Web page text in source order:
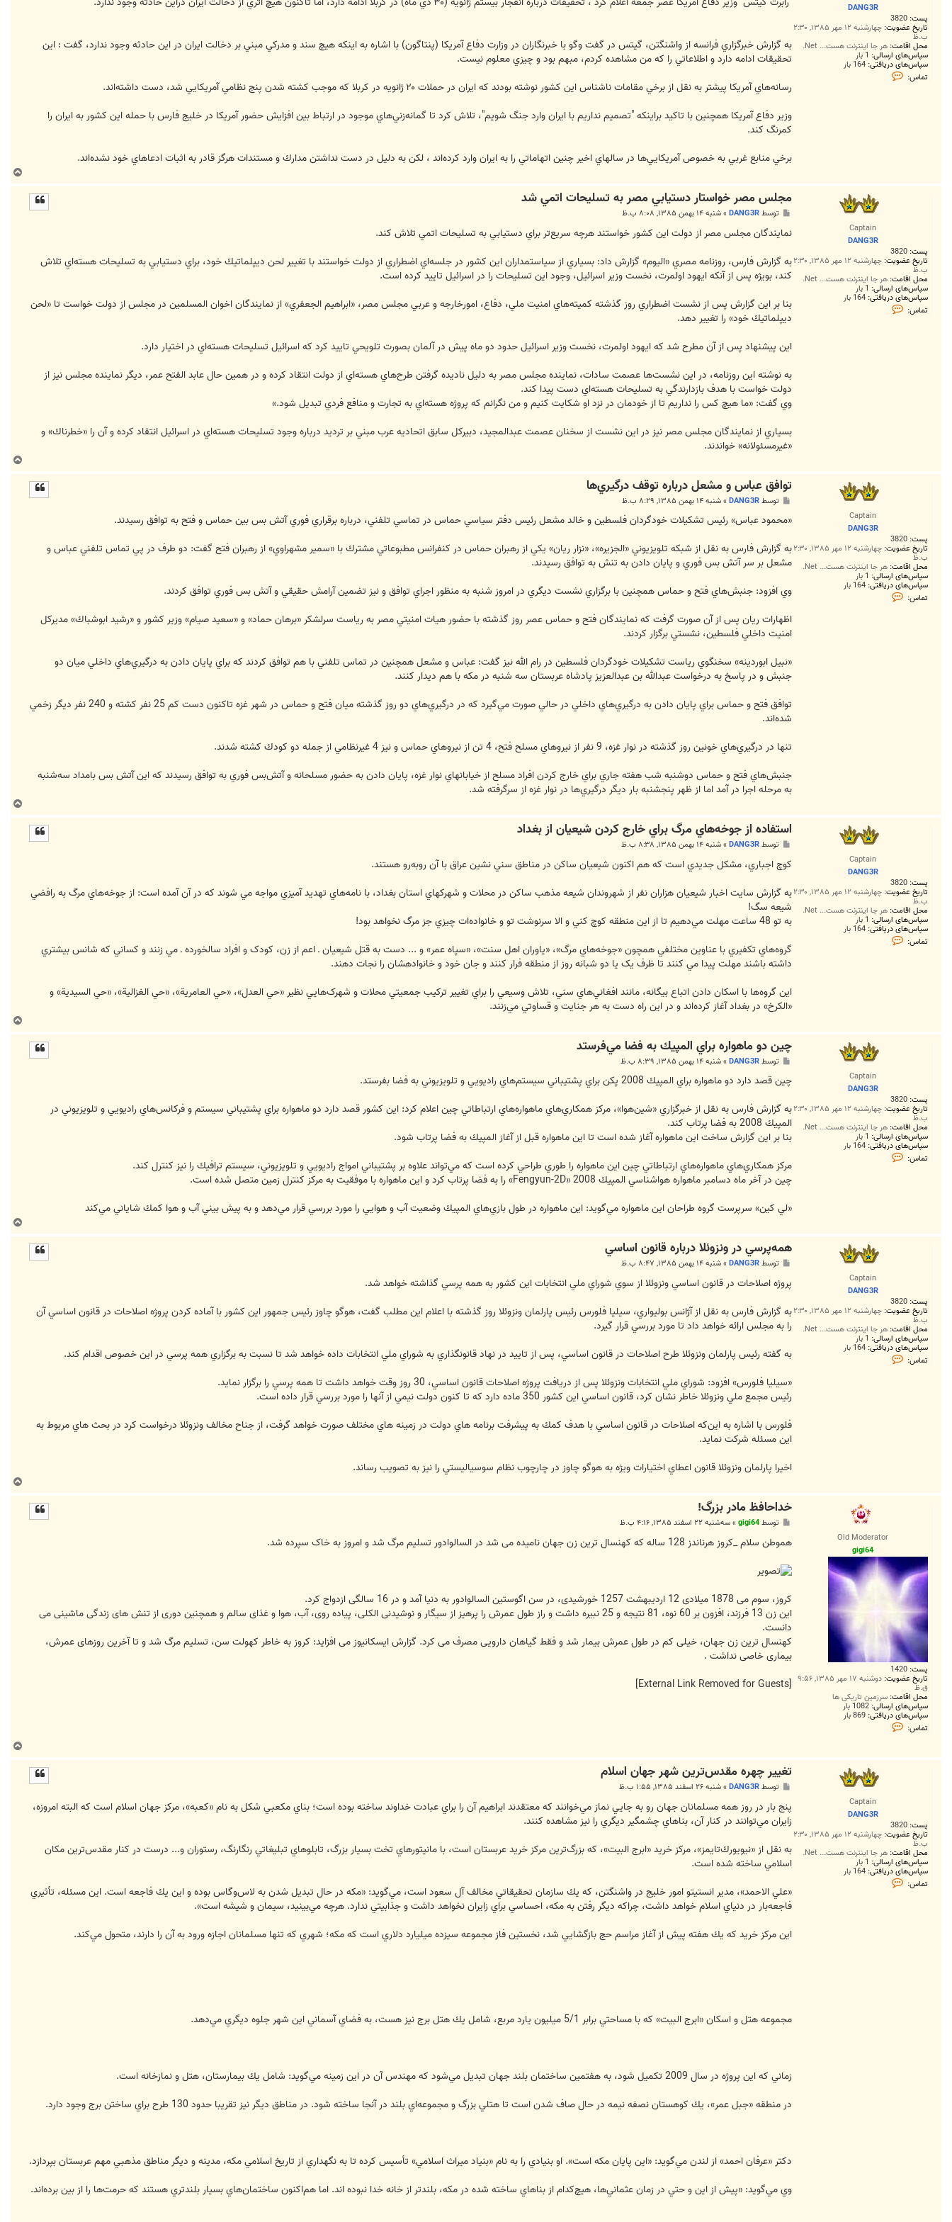
DANG3R
پست: 3820
تاریخ عضویت: چهارشنبه ۱۲ مهر ۱۳۸۵, ۲:۳۰
ب.ظ
محل اقامت: هر جا اینترنت هست... Net.
سپاس‌های ارسالی: 1 بار
سپاس‌های دریافتی: 164 بار
تماس:
ت
به گزارش خبرگزاري فرانسه از واشنگتن، گيتس در گفت وگو با خبرنگاران در وزارت دفاع آمريكا (پنتاگون) با اشاره به اينكه هيچ سند و مدركي مبني بر دخالت ايران در اين حادثه وجود ندارد، گفت : اين
تحقيقات ادامه دارد و اطلاعاتي را كه من مشاهده كردم، مبهم بود و چيزي معلوم نيست.
رسانه‌هاي آمريكا پيشتر به نقل از برخي مقامات ناشناس اين كشور نوشته بودند كه ايران در حملات ‪ ۲۰‬ژانويه در كربلا كه موجب كشته شدن پنج نظامي آمريكايي شد، دست داشته‌اند.
وزير دفاع آمريكا همچنين با تاكيد براينكه "تصميم نداريم با ايران وارد جنگ شويم"، تلاش كرد تا گمانه‌زني‌هاي موجود در ارتباط بين افزايش حضور آمريكا در خليج فارس با حمله اين كشور به ايران را
كمرنگ كند.
برخي منابع غربي به خصوص آمريكايي‌ها در سالهاي اخير چنين اتهاماتي را به ايران وارد كرده‌اند ، لكن به دليل در دست نداشتن مدارك و مستندات هرگز قادر به اثبات ادعاهاي خود نشده‌اند.
ا
Captain
DANG3R
پست: 3820
تاریخ عضویت: چهارشنبه ۱۲ مهر ۱۳۸۵, ۲:۳۰
ب.ظ
محل اقامت: هر جا اینترنت هست... Net.
سپاس‌های ارسالی: 1 بار
سپاس‌های دریافتی: 164 بار
تماس:
مجلس مصر خواستار دستيابي مصر به تسليحات ‌اتمي شد
ت
توسطDANG3R
»شنبه ۱۴ بهمن ۱۳۸۵, ۸:۰۸ ب.ظ
نمايندگان مجلس مصر از دولت اين كشور خواستند هرچه سريع‌تر براي دستيابي به تسليحات اتمي تلاش كند.
به گزارش فارس، روزنامه مصري «اليوم» گزارش داد: بسياري از سياستمداران اين كشور در جلسه‌اي اضطراري از دولت خواستند با تغيير لحن ديپلماتيك خود، براي دستيابي به تسليحات هسته‌اي تلاش
كند،‌ بويژه پس از آنكه ايهود اولمرت،‌ نخست وزير اسرائيل، وجود اين تسليحات را در اسرائيل تاييد كرده است.
بنا بر اين گزارش پس از نشست اضطراري روز گذشته كميته‌هاي امنيت ملي، دفاع، امورخارجه و عربي مجلس مصر، «ابراهيم الجعفري» از نمايندگان اخوان المسلمين در مجلس از دولت خواست تا «لحن
ديپلماتيك خود» را تغيير دهد.
اين پيشنهاد پس از آن مطرح شد كه ايهود اولمرت،‌ نخست وزير اسرائيل حدود دو ماه پيش در آلمان بصورت تلويحي تاييد كرد كه اسرائيل تسليحات هسته‌اي در اختيار دارد.
به نوشته اين روزنامه، در اين نشست‌ها عصمت سادات،‌ نماينده مجلس مصر به دليل ناديده گرفتن طرح‌هاي هسته‌اي از دولت انتقاد كرده و در همين حال‌ عابد الفتح عمر، ديگر نماينده مجلس نيز از
دولت خواست با هدف بازدارندگي به تسليحات هسته‌اي دست پيدا كند.
وي گفت: «ما هيچ كس را نداريم تا از خودمان در نزد او شكايت كنيم و من نگرانم كه پروژه هسته‌اي به تجارت و منافع فردي تبديل شود.»
بسياري از نمايندگان مجلس مصر نيز در اين نشست از سخنان عصمت عبدالمجيد، دبيركل سابق اتحاديه عرب مبني بر ترديد درباره وجود تسليحات هسته‌اي در اسرائيل انتقاد كرده و آن را «خطرناك» و
«غيرمسئولانه» خواندند.
ا
Captain
DANG3R
پست: 3820
تاریخ عضویت: چهارشنبه ۱۲ مهر ۱۳۸۵, ۲:۳۰
ب.ظ
محل اقامت: هر جا اینترنت هست... Net.
سپاس‌های ارسالی: 1 بار
سپاس‌های دریافتی: 164 بار
تماس:
ت
توافق عباس و مشعل درباره توقف درگيري‌ها
ت
توسطDANG3R
»شنبه ۱۴ بهمن ۱۳۸۵, ۸:۲۹ ب.ظ
«محمود عباس» رئيس تشكيلات خودگردان فلسطين و خالد مشعل رئيس دفتر سياسي حماس در تماسي تلفني، درباره برقراري فوري آتش بس بين حماس و فتح به توافق رسيدند.
به گزارش فارس به نقل از شبكه تلويزيوني «الجزيره»‌، «نزار ريان» يكي از رهبران حماس در كنفرانس مطبوعاتي مشترك با «سمير مشهراوي» از رهبران فتح گفت: دو طرف در پي تماس تلفني عباس و
مشعل بر سر آتش بس فوري و پايان دادن به تنش به توافق رسيدند.
وي افزود: جنبش‌هاي فتح و حماس همچنين با برگزاري نشست ديگري در امروز شنبه به منظور اجراي توافق و نيز تضمين آرامش حقيقي و آتش بس فوري توافق كردند.
اظهارات ريان پس از آن صورت گرفت كه نمايندگان فتح و حماس عصر روز گذشته با حضور هيات امنيتي مصر به رياست سرلشكر «برهان حماد» و «سعيد صيام» وزير كشور و «رشيد ابوشباك» مديركل
امنيت داخلي فلسطين، نشستي برگزار كردند.
«نبيل ابوردينه» سخنگوي رياست تشكيلات خودگردان فلسطين در رام الله نيز گفت: عباس و مشعل همچنين در تماس تلفني با هم توافق كردند كه براي پايان دادن به درگيري‌هاي داخلي ميان دو
جنبش و در پاسخ به درخواست عبدالله بن عبدالعزيز پادشاه عربستان سه شنبه در مكه با هم ديدار كنند.
توافق فتح و حماس براي پايان دادن به درگيري‌هاي داخلي در حالي صورت مي‌گيرد كه در درگيري‌هاي دو روز گذشته ميان فتح و حماس در شهر غزه تاكنون دست كم 25 نفر كشته و 240 نفر ديگر زخمي
شد‌ه‌اند.
تنها در درگيري‌هاي خونين روز گذشته در نوار غزه، 9 نفر از نيروهاي مسلح فتح، 4 تن از نيروهاي حماس و نيز 4 غيرنظامي از جمله دو كودك كشته شدند.
جنبش‌هاي فتح و حماس دوشنبه شب هفته جاري براي خارج كردن افراد مسلح از خيابانهاي نوار غزه، پايان دادن به حضور مسلحانه و آتش‌بس فوري به توافق رسيدند كه اين آتش بس بامداد سه‌شنبه
به مرحله اجرا در آمد اما از ظهر پنجشنبه بار ديگر درگيري‌ها در نوار غزه از سرگرفته شد.
ا
Captain
DANG3R
پست: 3820
تاریخ عضویت: چهارشنبه ۱۲ مهر ۱۳۸۵, ۲:۳۰
ب.ظ
محل اقامت: هر جا اینترنت هست... Net.
سپاس‌های ارسالی: 1 بار
سپاس‌های دریافتی: 164 بار
تماس:
استفاده از جوخه‌هاي مرگ براي خارج كردن شيعيان از بغداد
ت
توسطDANG3R
»شنبه ۱۴ بهمن ۱۳۸۵, ۸:۳۸ ب.ظ
کوچ اجباري، مشکل جديدي است که هم اکنون شيعيان ساکن در مناطق سني نشين عراق با آن روبه‌رو‌ هستند.
به گزارش سايت اخبار شيعيان هزاران نفر از شهروندان شيعه مذهب ساکن در محلات و شهرکهاي استان بغداد، با نامه‌هاي تهديد آميزي مواجه مي شوند که در آن آمده است: از جوخه‌هاي مرگ به رافضي
شيعه سگ!
به تو 48 ساعت مهلت مي‌دهيم تا از اين منطقه کوچ کني و الا سرنوشت تو و خانواده‌ات چيزي جز مرگ نخواهد بود!
گروه‌هاي تکفيري با عناوين مختلفي همچون «جوخه‌هاي مرگ»، «ياوران اهل سنت»، «سپاه عمر» و ... دست به قتل شيعيان ـ اعم از زن، کودک و افراد سالخورده ـ مي زنند و کساني که شانس بيشتري
داشته باشند مهلت پيدا مي کنند تا ظرف يک يا دو شبانه روز از منطقه فرار کنند و جان خود و خانواده­شان را نجات دهند.
اين گروه‌ها با اسکان دادن اتباع بيگانه، مانند افغاني‌هاي سني، تلاش وسيعي را براي تغيير ترکيب جمعيتي محلات و شهرک‌هايي نظير «حي العدل»، «حي العامرية»، «حي الغزالية»، «حي السيدية» و
«الکرخ» در بغداد آغاز کرده‌اند و در اين راه دست به هر جنايت و قساوتي مي‌زنند.
ا
Captain
DANG3R
پست: 3820
تاریخ عضویت: چهارشنبه ۱۲ مهر ۱۳۸۵, ۲:۳۰
ب.ظ
محل اقامت: هر جا اینترنت هست... Net.
سپاس‌های ارسالی: 1 بار
سپاس‌های دریافتی: 164 بار
تماس:
ت
R
چين دو ماهواره براي المپيك به فضا مي‌فرستد
ت
توسطDANG3R
»شنبه ۱۴ بهمن ۱۳۸۵, ۸:۳۹ ب.ظ
چين قصد دارد دو ماهواره براي المپيك 2008 پكن براي پشتيباني سيستم‌هاي راديويي و تلويزيوني به فضا بفرستد.
به گزارش فارس به نقل از خبرگزاري «شين‌هوا»، مركز همكاري‌هاي ماهواره‌هاي ارتباطاتي چين اعلام كرد: اين كشور قصد دارد دو ماهواره براي پشتيباني سيستم و فركانس‌هاي راديويي و تلويزيوني در
المپيك 2008 به فضا پرتاب كند.
بنا بر‌ اين گزارش ساخت اين ماهواره آغاز شده است تا اين ماهواره قبل از آغاز المپيك به فضا پرتاب شود.
مركز همكاري‌هاي ماهواره‌هاي ارتباطاتي چين اين ماهواره را طوري طراحي كرده است كه مي‌تواند علاوه بر پشتيباني امواج راديويي و تلويزيوني، سيستم ترافيك را نيز كنترل كند.
‌چين در آخر ماه دسامبر ماهواره هواشناسي المپيك 2008 «Fengyun-2D» را به فضا پرتاب كرد و اين ماهواره با موفقيت به مركز كنترل زمين متصل شده است.
«لي كين» سرپرست گروه طراحان اين ماهواره مي‌گويد: اين ماهواره در طول بازي‌هاي المپيك وضعيت آب و هوايي را مورد بررسي قرار مي‌دهد و به پيش بيني آب و هوا كمك شاياني مي‌كند
ا
Captain
DANG3R
پست: 3820
تاریخ عضویت: چهارشنبه ۱۲ مهر ۱۳۸۵, ۲:۳۰
ب.ظ
محل اقامت: هر جا اینترنت هست... Net.
سپاس‌های ارسالی: 1 بار
سپاس‌های دریافتی: 164 بار
تماس:
همه‌پرسي در ونزوئلا درباره قانون اساسي
ت
توسطDANG3R
»شنبه ۱۴ بهمن ۱۳۸۵, ۸:۴۷ ب.ظ
پروژه اصلاحات در قانون اساسي ونزوئلا از سوي شوراي ملي انتخابات اين كشور به همه پرسي گذاشته خواهد شد.
به گزارش فارس به نقل از آژانس بوليواري، سيليا فلورس رئيس پارلمان ونزوئلا روز گذشته با اعلام اين مطلب گفت، هوگو چاوز رئيس جمهور اين كشور با آماده كردن پروژه اصلاحات در قانون اساسي آن
را به مجلس ارائه خواهد داد تا مورد بررسي قرار گيرد.
به گفته رئيس پارلمان ونزوئلا طرح اصلاحات در قانون اساسي، پس از تاييد در نهاد قانونگذاري به شوراي ملي انتخابات داده خواهد شد تا نسبت به برگزاري همه پرسي در اين خصوص اقدام كند.
«سيليا فلورس» افزود: شوراي ملي انتخابات ونزوئلا پس از دريافت پروژه اصلاحات قانون اساسي، 30 روز وقت خواهد داشت تا همه پرسي را برگزار نمايد.
رئيس مجمع ملي ونزوئلا خاطر نشان كرد، قانون اساسي اين كشور 350 ماده دارد كه تا كنون دولت نيمي از آنها را مورد بررسي قرار داده است.
فلورس با اشاره به اين‌كه اصلاحات در قانون اساسي با هدف كمك به پيشرفت برنامه هاي دولت در زمينه هاي مختلف صورت خواهد گرفت، از جناح مخالف ونزوئلا درخواست كرد در بحث هاي مربوط به
اين مسئله شركت نمايد.
اخيرا پارلمان ونزوئلا قانون اعطاي اختيارات ويژه به هوگو چاوز در چارچوب نظام سوسياليستي را نيز به تصويب رساند.
ا
Old Moderator
gigi64
پست: 1420
تاریخ عضویت: دوشنبه ۱۷ مهر ۱۳۸۵, ۹:۵۶
ق.ظ
محل اقامت: سرزمین تاریکی ها
سپاس‌های ارسالی: 1082 بار
سپاس‌های دریافتی: 869 بار
تماس:
ت
g
خداحافظ مادر بزرگ!
ت
توسطgigi64
»سه‌شنبه ۲۲ اسفند ۱۳۸۵, ۴:۱۶ ب.ظ
هموطن سلام _کروز هرناندز 128 ساله که کهنسال ترین زن جهان نامیده می شد در السالوادور تسلیم مرگ شد و امروز به خاک سپرده شد.
کروز، سوم می 1878 میلادی 12 اردیبهشت 1257 خورشیدی، در سن اگوستین السالوادور به دنیا آمد و در 16 سالگی ازدواج کرد.
این زن 13 فرزند، افزون بر 60 نوه، 81 نتیجه و 25 نبیره داشت و راز طول عمرش را پرهیز از سیگار و نوشیدنی الکلی، پیاده روی، آب، هوا و غذای سالم و همچنین دوری از تنش های زندگی ماشینی می
دانست.
کهنسال ترین زن جهان، خیلی کم در طول عمرش بیمار شد و فقط گیاهان دارویی مصرف می کرد. گزارش ایسکانیوز می افزاید: کروز به خاطر کهولت سن، تسلیم مرگ شد و تا آخرین روزهای عمرش،
بیماری خاصی نداشت .
[External Link Removed for Guests]
ا
Captain
DANG3R
پست: 3820
تاریخ عضویت: چهارشنبه ۱۲ مهر ۱۳۸۵, ۲:۳۰
ب.ظ
محل اقامت: هر جا اینترنت هست... Net.
سپاس‌های ارسالی: 1 بار
سپاس‌های دریافتی: 164 بار
تماس:
ت
تغيير چهره مقدس‌ترين شهر جهان اسلام
ت
توسطDANG3R
»شنبه ۲۶ اسفند ۱۳۸۵, ۱:۵۵ ب.ظ
پنج بار در روز همه مسلمانان جهان رو به جايي نماز مي‌خوانند كه معتقدند ابراهيم آن را براي عبادت خداوند ساخته بوده است؛ بناي مكعبي شكل به نام «كعبه»، مركز جهان اسلام است كه البته امروزه،
زايران مي‌توانند در كنار آن، بناهاي چشمگير ديگري را نيز مشاهده كنند.
به نقل از «نيويورك‌تايمز»، مركز خريد «ابرج البيت»، كه بزرگ‌ترين مركز خريد عربستان است، با مانيتورهاي تخت بسيار بزرگ، تابلوهاي تبليغاتي رنگارنگ، رستوران و... درست در كنار مقدس‌ترين مكان
اسلامي ساخته شده است.
«علي الاحمد»، مدير انستيتو امور خليج در واشنگتن، كه يك سازمان تحقيقاتي مخالف آل سعود است، مي‌گويد: «مكه در حال تبديل شدن به لاس‌وگاس بوده و اين يك فاجعه است. اين مسئله، تأثيري
فاجعه‌بار در دنياي اسلام خواهد داشت، چراكه ديگر رفتن به مكه، احساسي براي زايران نخواهد داشت و جذابيتي ندارد. هرچه مي‌بينيد، سيمان و شيشه است».
اين مركز خريد كه يك هفته پيش از آغاز مراسم حج بازگشايي شد، نخستين فاز مجموعه سيزده ميليارد دلاري است كه مكه؛ شهري كه تنها مسلمانان اجازه ورود به آن را دارند، متحول مي‌كند.
مجموعه هتل و اسكان «ابرج البيت» كه با مساحتي برابر 5/1 ميليون يارد مربع، شامل يك هتل برج نيز هست، به فضاي آسماني اين شهر جلوه ديگري مي‌دهد.
زماني كه اين پروژه در سال 2009 تكميل شود، به هفتمين ساختمان بلند جهان تبديل مي‌شود كه مهندس آن در اين زمينه مي‌گويد: شامل يك بيمارستان، هتل و نمازخانه است.
در منطقه «جبل عمر»، يك كوهستان نصفه نيمه در حال صاف شدن است تا هتلي بزرگ و مجموعه‌اي بلند در آنجا ساخته شود. در مناطق ديگر نيز تقريبا حدود 130 طرح براي ساختن برج وجود دارد.
دكتر «عرفان احمد» از لندن مي‌گويد: «اين پايان مكه است». او بنيادي را به نام «بنياد ميراث اسلامي» تأسيس كرده تا به نگهداري از تاريخ اسلامي مكه، مدينه و ديگر مناطق مذهبي مهم عربستان بپردازد.
وي مي‌گويد: «پيش از اين و حتي در زمان عثماني‌ها، هيچ‌كدام از بناهاي ساخته شده در مكه، بلندتر از خانه خدا نبوده اند. اما هم‌اكنون ساختمان‌هاي بسيار بلندتري هستند كه حرمت‌ها را از بين برده‌اند.